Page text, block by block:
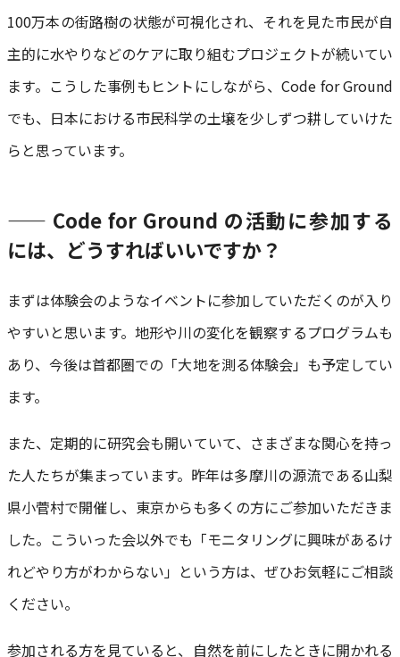
100万本の街路樹の状態が可視化され、それを見た市民が自
主的に水やりなどのケアに取り組むプロジェクトが続いてい
ます。こうした事例もヒントにしながら、Code for Ground
でも、日本における市民科学の土壌を少しずつ耕していけた
らと思っています。
—— Code for Ground の活動に参加する
には、どうすればいいですか？
まずは体験会のようなイベントに参加していただくのが入り
やすいと思います。地形や川の変化を観察するプログラムも
あり、今後は首都圏での「大地を測る体験会」も予定してい
ます。
また、定期的に研究会も開いていて、さまざまな関心を持っ
た人たちが集まっています。昨年は多摩川の源流である山梨
県小菅村で開催し、東京からも多くの方にご参加いただきま
した。こういった会以外でも「モニタリングに興味があるけ
れどやり方がわからない」という方は、ぜひお気軽にご相談
ください。
参加される方を見ていると、自然を前にしたときに開かれる